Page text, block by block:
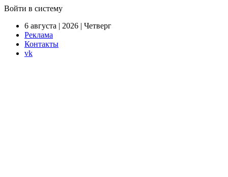
Войти в систему
6 августа | 2026 | Четверг
Реклама
Контакты
vk